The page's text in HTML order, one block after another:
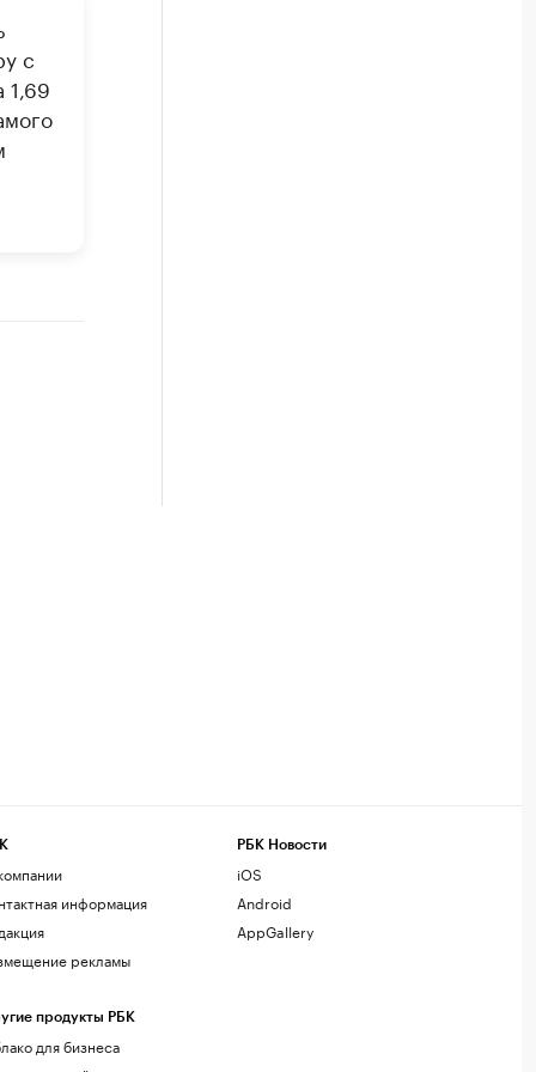
с
1,69
информация
рекламы
продукты РБК
для бизнеса
РБК Новости
iOS
Android
AppGallery